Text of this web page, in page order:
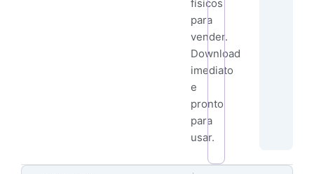
físicos
para
vender.
Download
imediato
e
pronto
para
usar.